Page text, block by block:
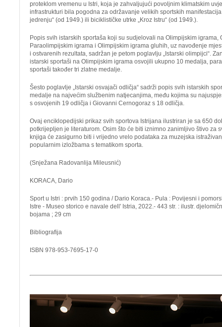
proteklom vremenu u Istri, koja je zahvaljujući povoljnim klimatskim
infrastrukturi bila pogodna za održavanje velikih sportskih
jedrenju“ (od 1949.) ili biciklističke utrke „Kroz Istru“ (od 1949.).
Popis svih istarskih sportaša koji su sudjelovali na Olimpijskim igrama,
Paraolimpijskim igrama i Olimpijskim igrama gluhih, uz navođenje
i ostvarenih rezultata, sadržan je petom poglavlju „Istarski olimpijci“.
istarski sportaši na Olimpijskim igrama osvojili ukupno 10 medalja,
sportaši također tri zlatne medalje.
Šesto poglavlje „Istarski osvajači odličja“ sadrži popis svih istarskih
medalje na najvećim službenim natjecanjima, među kojima su
s osvojenih 19 odličja i Giovanni Cernogoraz s 18 odličja.
Ovaj enciklopedijski prikaz svih sportova Istrijana ilustriran je sa 650
potkrijepljen je literaturom. Osim što će biti iznimno zanimljivo štivo za
knjiga će zasigurno biti i vrijedno vrelo podataka za muzejska
popularnim izložbama s tematikom sporta.
(Snježana Radovanlija Mileusnić)
KORACA, Dario
Sport u Istri : prvih 150 godina / Dario Koraca.- Pula : Povijesni i
Istre - Museo storico e navale dell' Istria, 2022.- 443 str. : ilustr.
bojama ; 29 cm
Bibliografija
ISBN 978-953-7695-17-0